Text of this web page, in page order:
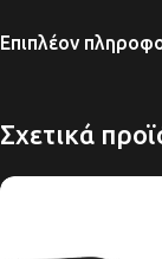
Επιπλέον
Σχετικά